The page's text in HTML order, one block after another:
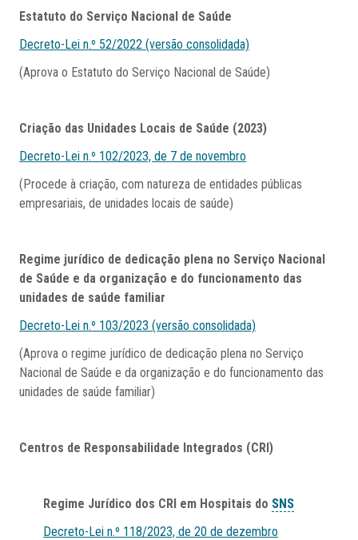
Estatuto do Serviço Nacional de Saúde
Decreto-Lei n.º 52/2022 (versão consolidada)
(Aprova o Estatuto do Serviço Nacional de Saúde)
Criação das Unidades Locais de Saúde (2023)
Decreto-Lei n.º 102/2023, de 7 de novembro
(Procede à criação, com natureza de entidades públicas
empresariais, de unidades locais de saúde)
Regime jurídico de dedicação plena no Serviço Nacional
de Saúde e da organização e do funcionamento das
unidades de saúde familiar
Decreto-Lei n.º 103/2023 (versão consolidada)
(Aprova o regime jurídico de dedicação plena no Serviço
Nacional de Saúde e da organização e do funcionamento das
unidades de saúde familiar)
Centros de Responsabilidade Integrados (CRI)
Regime Jurídico dos CRI em Hospitais do SNS
Decreto-Lei n.º 118/2023, de 20 de dezembro